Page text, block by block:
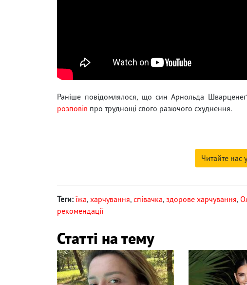
Раніше повідомлялося, що син Арнольда
розповів про труднощі свого разючого схуднення.
Читайте нас
Теги: їжа, харчування, співачка, здорове харчування,
рекомендації
Статті на тему